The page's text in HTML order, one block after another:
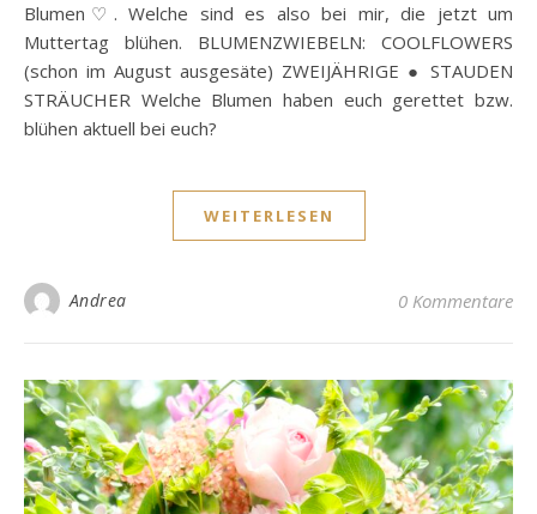
Blumen♡. Welche sind es also bei mir, die jetzt um
Muttertag blühen. BLUMENZWIEBELN: COOLFLOWERS
(schon im August ausgesäte) ZWEIJÄHRIGE ● STAUDEN
STRÄUCHER Welche Blumen haben euch gerettet bzw.
blühen aktuell bei euch?
WEITERLESEN
Andrea 0 Kommentare